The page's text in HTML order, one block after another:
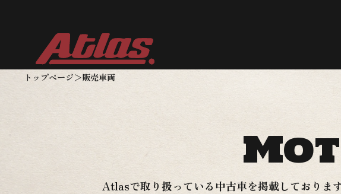
トップページ＞販売車両
Atlasで取り扱っている中古車を掲載しておりま